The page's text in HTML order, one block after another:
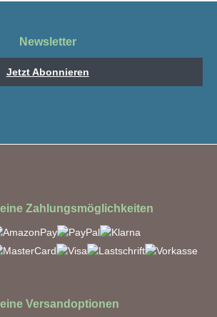
Newsletter
Jetzt Abonnieren
Zahlungsmöglichkeiten
Versandoptionen